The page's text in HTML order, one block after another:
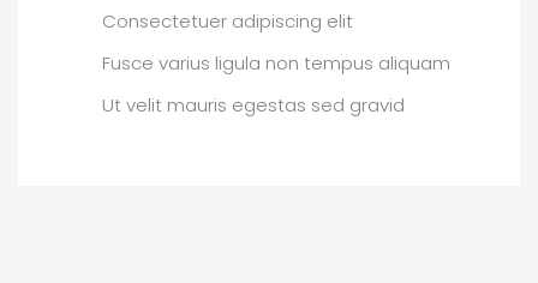
Consectetuer adipiscing elit
Fusce varius ligula non tempus aliquam
Ut velit mauris egestas sed gravid